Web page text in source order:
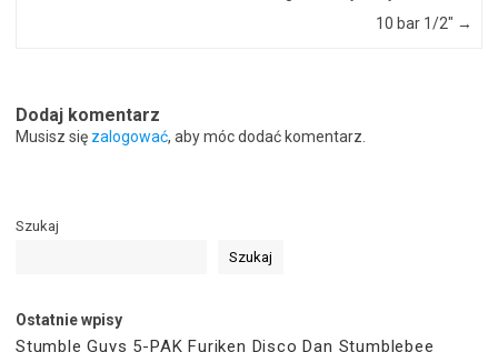
10 bar 1/2″ →
Dodaj komentarz
Musisz się zalogować, aby móc dodać komentarz.
Szukaj
Szukaj
Ostatnie wpisy
Stumble Guys 5-PAK Furiken Disco Dan Stumblebee